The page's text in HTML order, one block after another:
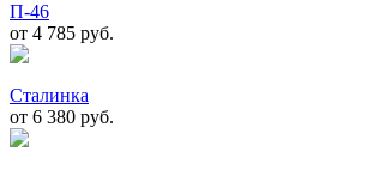
П-46
от 4 785 руб.
Сталинка
от 6 380 руб.